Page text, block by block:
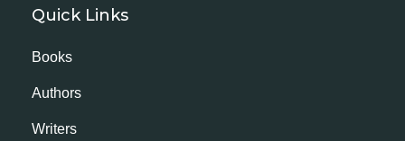
Quick Links
Books
Authors
Writers